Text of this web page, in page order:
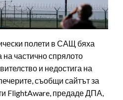
полети в САЩ бяха
частично спрялото
и недостига на
съобщи сайтът за
FlightAware, предаде ДПА,